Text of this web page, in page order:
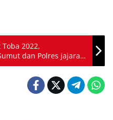
2022,
dan Polres jajaran